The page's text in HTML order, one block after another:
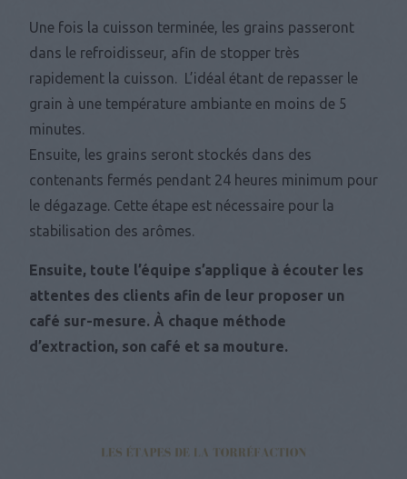
Une fois la cuisson terminée, les grains passeront
dans le refroidisseur, afin de stopper très
rapidement la cuisson. L’idéal étant de repasser le
grain à une température ambiante en moins de 5
minutes.
Ensuite, les grains seront stockés dans des
contenants fermés pendant 24 heures minimum pour
le dégazage. Cette étape est nécessaire pour la
stabilisation des arômes.
Ensuite, toute l’équipe s’applique à écouter les
attentes des clients afin de leur proposer un
café sur-mesure. À chaque méthode
d’extraction, son café et sa mouture.